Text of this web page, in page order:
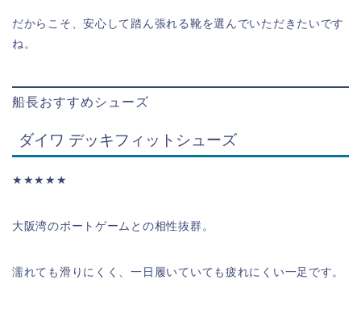
だからこそ、安心して踏ん張れる靴を選んでいただきたいです
ね。
船長おすすめシューズ
ダイワ デッキフィットシューズ
★★★★★
大阪湾のボートゲームとの相性抜群。
濡れても滑りにくく、一日履いていても疲れにくい一足です。